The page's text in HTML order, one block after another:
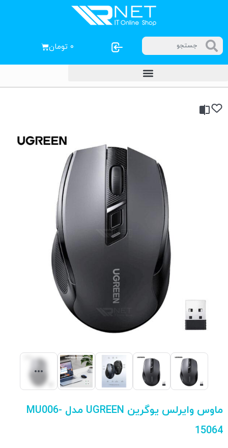
۰ تومان
ماوس وایرلس یوگرین UGREEN مدل MU006-
15064